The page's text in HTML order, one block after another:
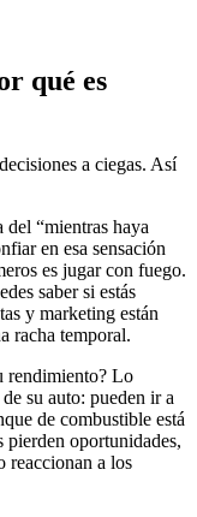
qué es
a ciegas. Así
“mientras haya
en esa sensación
es jugar con fuego.
saber si estás
y marketing están
racha temporal.
rendimiento? Lo
su auto: pueden ir a
de combustible está
pierden oportunidades,
reaccionan a los